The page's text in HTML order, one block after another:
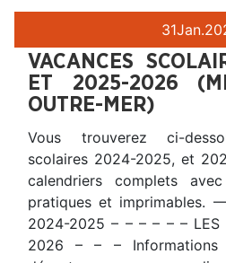
31Jan.
VACANCES
ET 2025-2026
OUTRE-MER)
Vous trouverez ci-
scolaires 2024-2025, et
calendriers complets
pratiques et imprimables.
2024-2025 – – – – – – LES
2026 – – – Informations